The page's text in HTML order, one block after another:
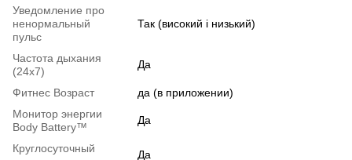
Уведомление про
ненормальный
пульс
Так (високий і низький)
Частота дыхания
(24х7)
Да
Фитнес Возраст
да (в приложении)
Монитор энергии
Body Battery™
Да
Круглосуточный
Да